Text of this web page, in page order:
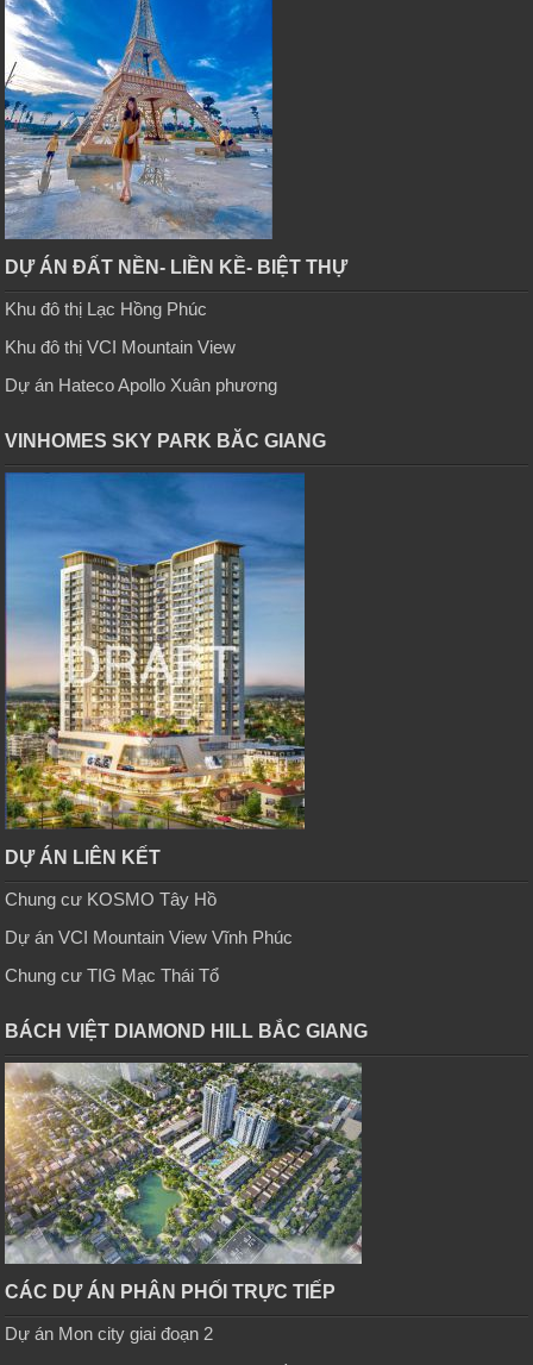
DỰ ÁN ĐẤT NỀN- LIỀN KỀ- BIỆT THỰ
Khu đô thị Lạc Hồng Phúc
Khu đô thị VCI Mountain View
Dự án Hateco Apollo Xuân phương
VINHOMES SKY PARK BĂC GIANG
DỰ ÁN LIÊN KẾT
Chung cư KOSMO Tây Hồ
Dự án VCI Mountain View Vĩnh Phúc
Chung cư TIG Mạc Thái Tổ
BÁCH VIỆT DIAMOND HILL BẮC GIANG
CÁC DỰ ÁN PHÂN PHỐI TRỰC TIẾP
Dự án Mon city giai đoạn 2